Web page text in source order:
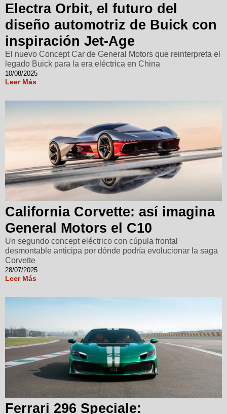
Electra Orbit, el futuro del
diseño automotriz de Buick con
inspiración Jet-Age
El nuevo Concept Car de General Motors que reinterpreta el
legado Buick para la era eléctrica en China
10/08/2025
Leer Más
California Corvette: así imagina
General Motors el C10
Un segundo concept eléctrico con cúpula frontal
desmontable anticipa por dónde podría evolucionar la saga
Corvette
28/07/2025
Leer Más
Ferrari 296 Speciale: